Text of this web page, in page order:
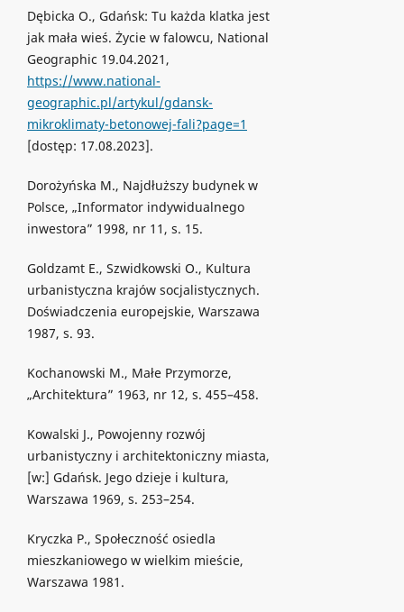
Dębicka O., Gdańsk: Tu każda klatka jest
jak mała wieś. Życie w falowcu, National
Geographic 19.04.2021,
https://www.national-
geographic.pl/artykul/gdansk-
mikroklimaty-betonowej-fali?page=1
[dostęp: 17.08.2023].
Dorożyńska M., Najdłuższy budynek w
Polsce, „Informator indywidualnego
inwestora” 1998, nr 11, s. 15.
Goldzamt E., Szwidkowski O., Kultura
urbanistyczna krajów socjalistycznych.
Doświadczenia europejskie, Warszawa
1987, s. 93.
Kochanowski M., Małe Przymorze,
„Architektura” 1963, nr 12, s. 455–458.
Kowalski J., Powojenny rozwój
urbanistyczny i architektoniczny miasta,
[w:] Gdańsk. Jego dzieje i kultura,
Warszawa 1969, s. 253–254.
Kryczka P., Społeczność osiedla
mieszkaniowego w wielkim mieście,
Warszawa 1981.